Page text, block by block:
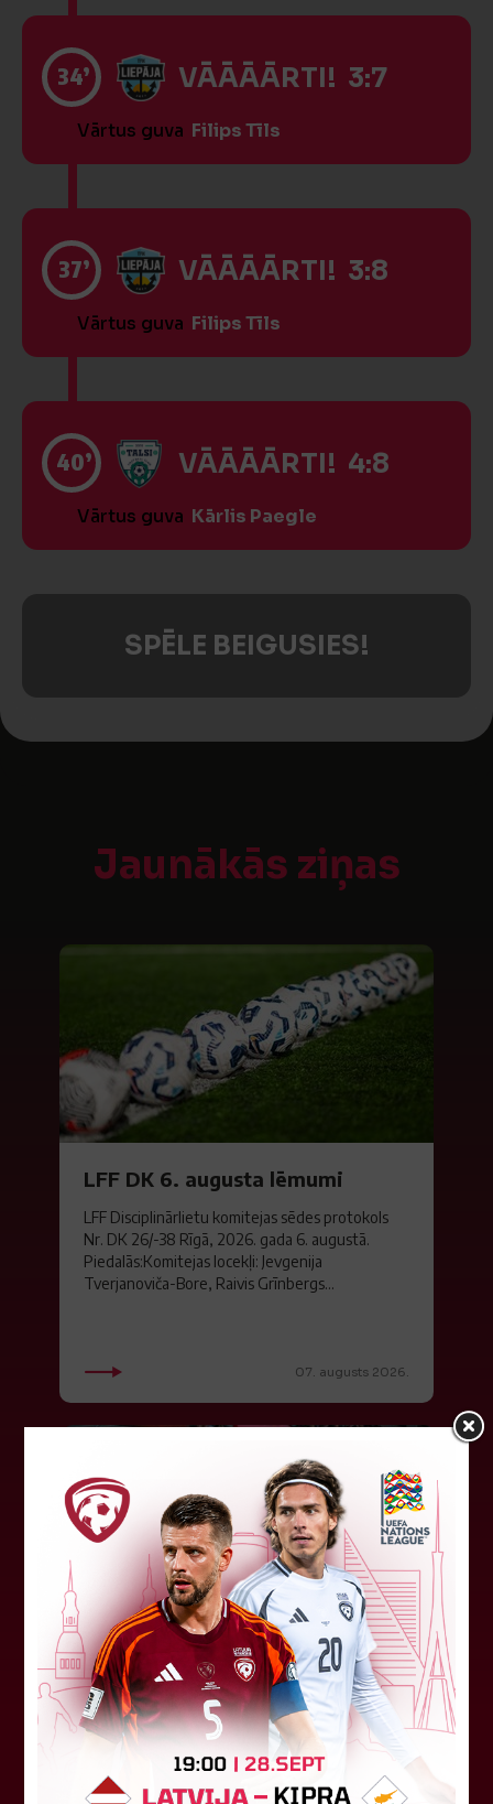
34’ VĀĀĀĀRTI! 3:7
Vārtus guva Filips Tīls
37’ VĀĀĀĀRTI! 3:8
Vārtus guva Filips Tīls
40’ VĀĀĀĀRTI! 4:8
Vārtus guva Kārlis Paegle
SPĒLE BEIGUSIES!
Jaunākās ziņas
LFF DK 6. augusta lēmumi
LFF Disciplinārlietu komitejas sēdes protokols
Nr. DK 26/-38 Rīgā, 2026. gada 6. augustā.
Piedalās:Komitejas locekļi: Jevgenija
Tverjanoviča-Bore, Raivis Grīnbergs...
07. augusts 2026.
"Riga FC" iegūst handikapu, RFS
būs jāatspēlējas
Ceturtdienas vakarā savas spēles UEFA
Konferences līgas kvalifikācijas trešajā kārtā
aizvadīja divi Latvijas klubi. FC RFS izbraukumā ar
0:2 zaudēja Čehijas "Jablonec"...